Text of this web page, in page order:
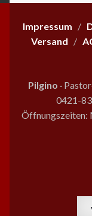
Impressum /
Versand /
Pilgino ·
0421-
Öffnungszeiten: